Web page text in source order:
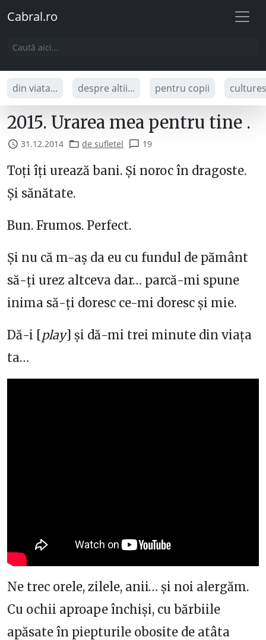
Cabral.ro
din viata... despre altii... pentru copii
2015. Urarea mea pentru tine .
31.12.2014 de sufletel 19
Toți îți urează bani. Și noroc în dragoste.
Și sănătate.
Bun. Frumos. Perfect.
Și nu că m-aș da eu cu fundul de pământ
să-ți urez altceva dar… parcă-mi spune
inima să-ți doresc ce-mi doresc și mie.
Dă-i [play] și dă-mi trei minute din viața
ta…
Ne trec orele, zilele, anii… și noi alergăm.
Cu ochii aproape închiși, cu bărbiile
apăsate în piepturile obosite de atâta